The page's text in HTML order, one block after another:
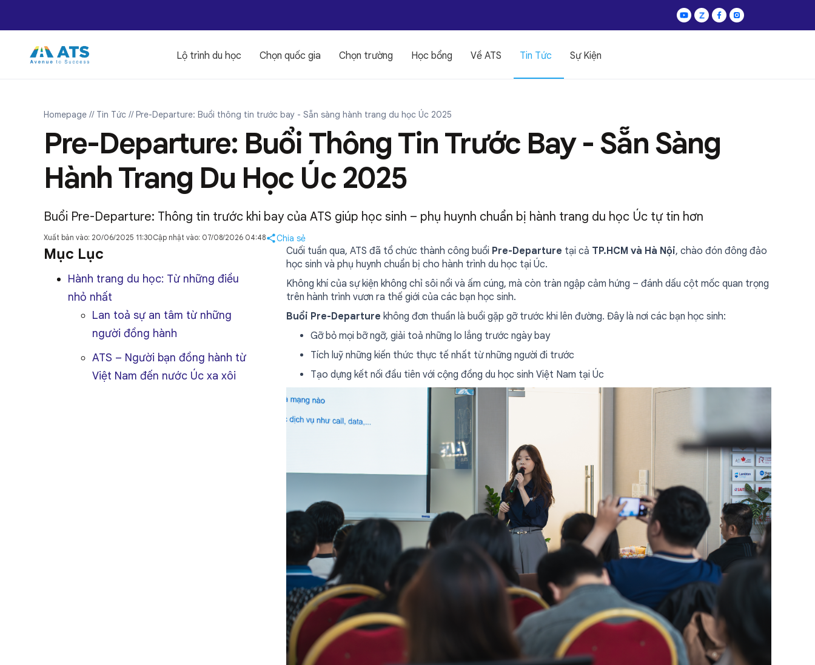
Lộ trình du học Chọn quốc gia Chọn trường Học bổng Về ATS Tin Tức Sự Kiện
Homepage // Tin Tức // Pre-Departure: Buổi thông tin trước bay - Sẵn sàng hành trang du học Úc 2025
Pre-Departure: Buổi Thông Tin Trước Bay - Sẵn Sàng
Hành Trang Du Học Úc 2025
Buổi Pre-Departure: Thông tin trước khi bay của ATS giúp học sinh – phụ huynh chuẩn bị hành trang du học Úc tự tin hơn
Xuất bản vào: 20/06/2025 11:30Cập nhật vào: 07/08/2026 04:48 Chia sẻ
Mục Lục
Hành trang du học: Từ những điều
nhỏ nhất
Lan toả sự an tâm từ những
người đồng hành
ATS – Người bạn đồng hành từ
Việt Nam đến nước Úc xa xôi
Cuối tuần qua, ATS đã tổ chức thành công buổi Pre-Departure tại cả TP.HCM và Hà Nội, chào đón đông đảo
học sinh và phụ huynh chuẩn bị cho hành trình du học tại Úc.
Không khí của sự kiện không chỉ sôi nổi và ấm cúng, mà còn tràn ngập cảm hứng – đánh dấu cột mốc quan trọng
trên hành trình vươn ra thế giới của các bạn học sinh.
Buổi Pre-Departure không đơn thuần là buổi gặp gỡ trước khi lên đường. Đây là nơi các bạn học sinh:
Gỡ bỏ mọi bỡ ngỡ, giải toả những lo lắng trước ngày bay
Tích luỹ những kiến thức thực tế nhất từ những người đi trước
Tạo dựng kết nối đầu tiên với cộng đồng du học sinh Việt Nam tại Úc